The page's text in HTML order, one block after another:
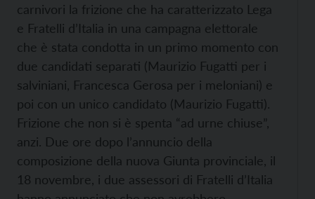
carnivori la frizione che ha caratterizzato Lega
e Fratelli d’Italia in una campagna elettorale
che è stata condotta in un primo momento con
due candidati separati (Maurizio Fugatti per i
salviniani, Francesca Gerosa per i meloniani) e
poi con un unico candidato (Maurizio Fugatti).
Frizione che non si è spenta “ad urne chiuse”,
anzi. Due ore dopo l’annuncio della
composizione della nuova Giunta provinciale, il
18 novembre, i due assessori di Fratelli d’Italia